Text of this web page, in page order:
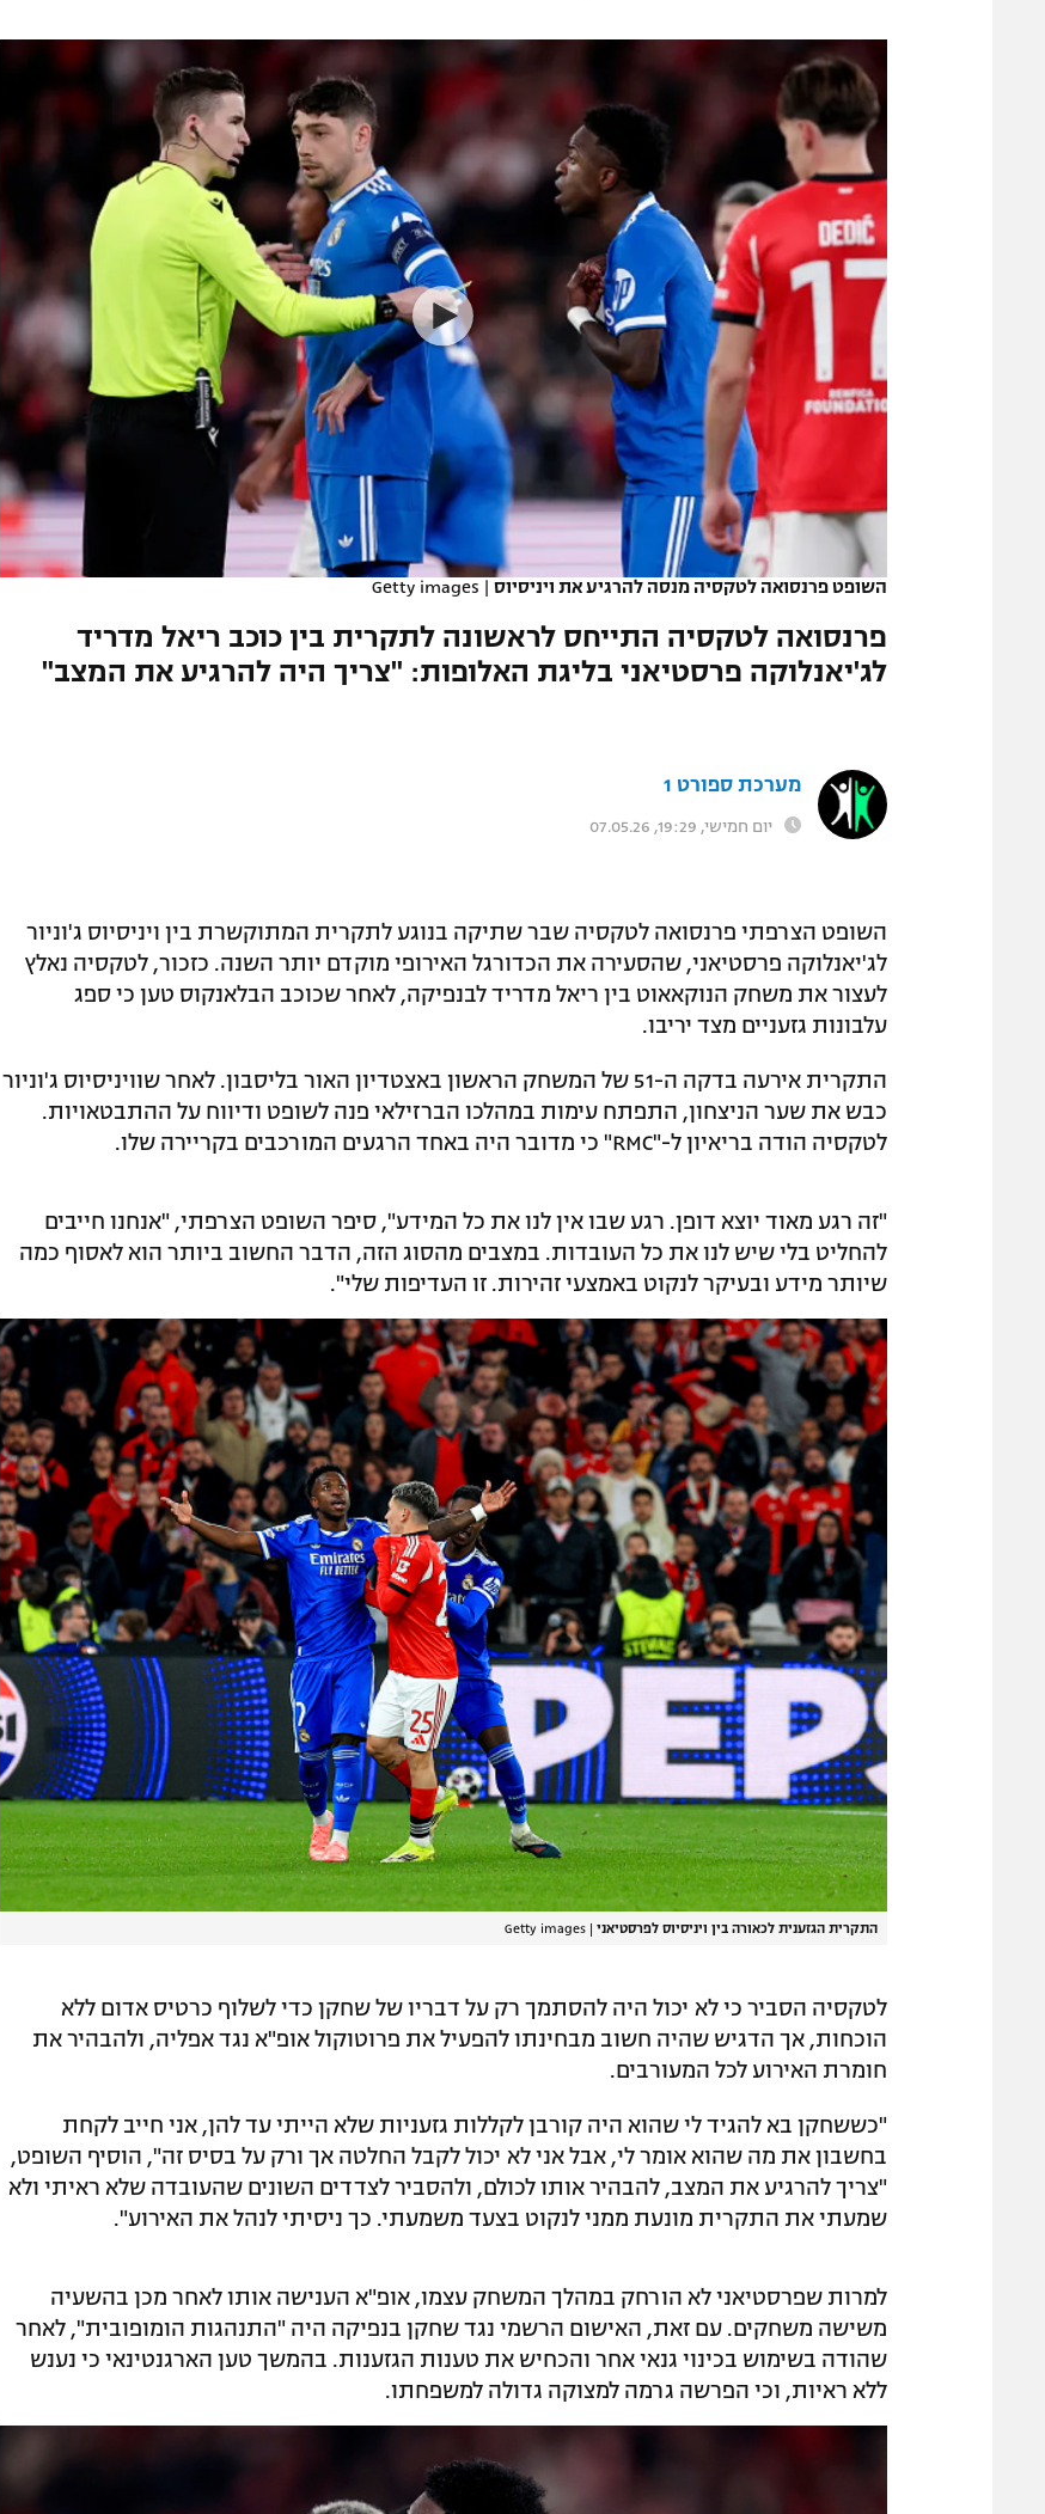
תקנון משתתפים וזוכים בפרסים
תקנון עבור פעילות אלקטרה
תקנון עבור פעילות ספורט 1 – "מרלן"
גיימינג E-Sports
תנאי שימוש
מדיניות פרטיות
תקנון פעילות ספורט 1
רשיון להקרנה פומבית לבית עסק
הצטרפות לחבילת הערוצים
תגיות
הפועל תל אביב
הפועל חיפה
מכבי נתניה
בני יהודה
ליגה סינית
ליגה ברזילאית
ליגות נוספות
השופט פרנסואה לטקסיה מנסה להרגיע את ויניסיוס |
Getty images
פרנסואה לטקסיה התייחס לראשונה לתקרית בין כוכב ריאל מדריד
לג'יאנלוקה פרסטיאני בליגת האלופות: "צריך היה להרגיע את המצב"
מערכת ספורט 1
יום חמישי, 19:29, 07.05.26
השופט הצרפתי פרנסואה לטקסיה שבר שתיקה בנוגע לתקרית המתוקשרת בין ויניסיוס ג'וניור
לג'יאנלוקה פרסטיאני, שהסעירה את הכדורגל האירופי מוקדם יותר השנה. כזכור, לטקסיה נאלץ
לעצור את משחק הנוקאאוט בין ריאל מדריד לבנפיקה, לאחר שכוכב הבלאנקוס טען כי ספג
עלבונות גזעניים מצד יריבו.
התקרית אירעה בדקה ה-51 של המשחק הראשון באצטדיון האור בליסבון. לאחר שוויניסיוס ג'וניור
כבש את שער הניצחון, התפתח עימות במהלכו הברזילאי פנה לשופט ודיווח על ההתבטאויות.
לטקסיה הודה בריאיון ל-"RMC" כי מדובר היה באחד הרגעים המורכבים בקריירה שלו.
"זה רגע מאוד יוצא דופן. רגע שבו אין לנו את כל המידע", סיפר השופט הצרפתי, "אנחנו חייבים
להחליט בלי שיש לנו את כל העובדות. במצבים מהסוג הזה, הדבר החשוב ביותר הוא לאסוף כמה
שיותר מידע ובעיקר לנקוט באמצעי זהירות. זו העדיפות שלי".
התקרית הגזענית לכאורה בין ויניסיוס לפרסטיאני |
Getty images
לטקסיה הסביר כי לא יכול היה להסתמך רק על דבריו של שחקן כדי לשלוף כרטיס אדום ללא
הוכחות, אך הדגיש שהיה חשוב מבחינתו להפעיל את פרוטוקול אופ"א נגד אפליה, ולהבהיר את
חומרת האירוע לכל המעורבים.
"כששחקן בא להגיד לי שהוא היה קורבן לקללות גזעניות שלא הייתי עד להן, אני חייב לקחת
בחשבון את מה שהוא אומר לי, אבל אני לא יכול לקבל החלטה אך ורק על בסיס זה", הוסיף השופט,
"צריך להרגיע את המצב, להבהיר אותו לכולם, ולהסביר לצדדים השונים שהעובדה שלא ראיתי ולא
שמעתי את התקרית מונעת ממני לנקוט בצעד משמעתי. כך ניסיתי לנהל את האירוע".
למרות שפרסטיאני לא הורחק במהלך המשחק עצמו, אופ"א הענישה אותו לאחר מכן בהשעיה
משישה משחקים. עם זאת, האישום הרשמי נגד שחקן בנפיקה היה "התנהגות הומופובית", לאחר
שהודה בשימוש בכינוי גנאי אחר והכחיש את טענות הגזענות. בהמשך טען הארגנטינאי כי נענש
ללא ראיות, וכי הפרשה גרמה למצוקה גדולה למשפחתו.